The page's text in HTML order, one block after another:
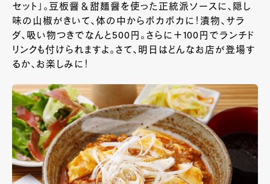
セット」。豆板醤＆甜麺醤を使った正統派ソースに、隠し
味の山椒がきいて、体の中からポカポカに！漬物、サラ
ダ、吸い物つきでなんと500円。さらに＋100円でランチド
リンクも付けられますよ。さて、明日はどんなお店が登場す
るか、お楽しみに！